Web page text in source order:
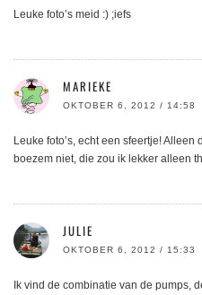
Leuke foto’s meid :) ;iefs
MARIEKE
OKTOBER 6, 2012 / 14:58
Leuke foto’s, echt een sfeertje!
boezem niet, die zou ik lekker alleen
JULIE
OKTOBER 6, 2012 / 15:33
Ik vind de combinatie van de pumps,